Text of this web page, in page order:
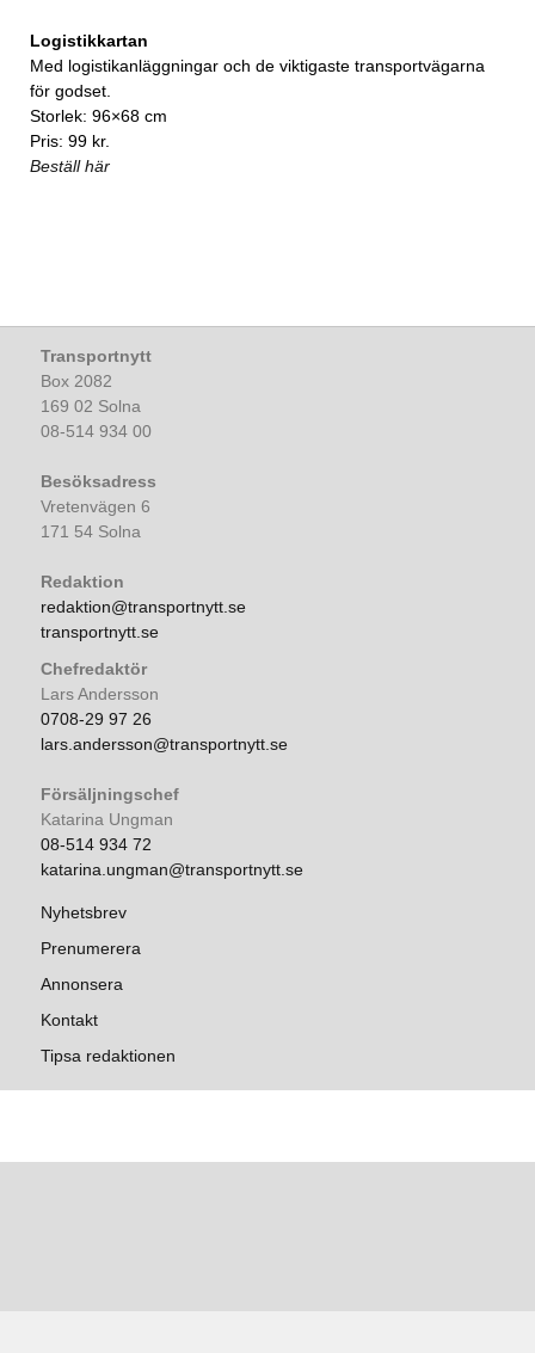
Logistikkartan
Med logistikanläggningar och de viktigaste transportvägarna
för godset.
Storlek: 96×68 cm
Pris: 99 kr.
Beställ här
Transportnytt
Box 2082
169 02 Solna
08-514 934 00
Besöksadress
Vretenvägen 6
171 54 Solna
Redaktion
redaktion@transportnytt.se
transportnytt.se
Chefredaktör
Lars Andersson
0708-29 97 26
lars.andersson@transportnytt.se
Försäljningschef
Katarina Ungman
08-514 934 72
katarina.ungman@transportnytt.se
Nyhetsbrev
Prenumerera
Annonsera
Kontakt
Tipsa redaktionen